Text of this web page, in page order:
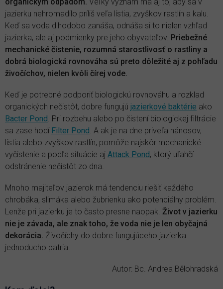
organickým odpadom. Veľký význam má aj to, aby sa v
jazierku nehromadilo príliš veľa lístia, zvyškov rastlín a kalu.
Keď sa voda dlhodobo zanáša, odnáša si to nielen vzhľad
jazierka, ale aj podmienky pre jeho obyvateľov. Priebežné
mechanické čistenie, rozumná starostlivosť o rastliny a
dobrá biologická rovnováha sú preto dôležité aj z pohľadu
živočíchov, nielen kvôli čírej vode.
Keď je potrebné podporiť biologickú rovnováhu a rozklad
organických nečistôt, dobre fungujú jazierkové baktérie ako
Bacter Pond. Pri rozbehu alebo po čistení biologickej filtrácie
sa zase hodí Filter Pond. A ak je na dne priveľa nánosov,
lístia alebo zvyškov rastlín, pomôže najskôr mechanické
vyčistenie a podľa situácie aj Attack Pond, ktorý uľahčí
odstránenie nečistôt zo dna.
Mnoho majiteľov jazierok má tendenciu riešiť každého
chrobáka, slimáka alebo žubrienku ako potenciálny problém.
Lenže pri jazierku je to často presne naopak. Život v jazierku
nie je závada, ale znak toho, že voda nie je len obyčajná
dekorácia. Živočíchy do dobre fungujúceho jazierka
jednoducho patria.
Autor: Bc. Andrea Bělohradská